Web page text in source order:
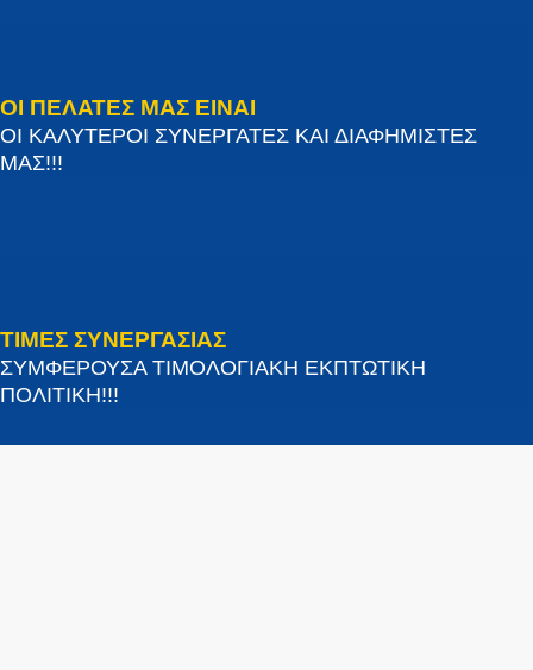
ΟΙ ΠΕΛΑΤΕΣ ΜΑΣ ΕΙΝΑΙ
ΟΙ ΚΑΛΥΤΕΡΟΙ ΣΥΝΕΡΓΑΤΕΣ ΚΑΙ ΔΙΑΦΗΜΙΣΤΕΣ
ΜΑΣ!!!
ΤΙΜΕΣ ΣΥΝΕΡΓΑΣΙΑΣ
ΣΥΜΦΕΡΟΥΣΑ ΤΙΜΟΛΟΓΙΑΚΗ ΕΚΠΤΩΤΙΚΗ
ΠΟΛΙΤΙΚΗ!!!